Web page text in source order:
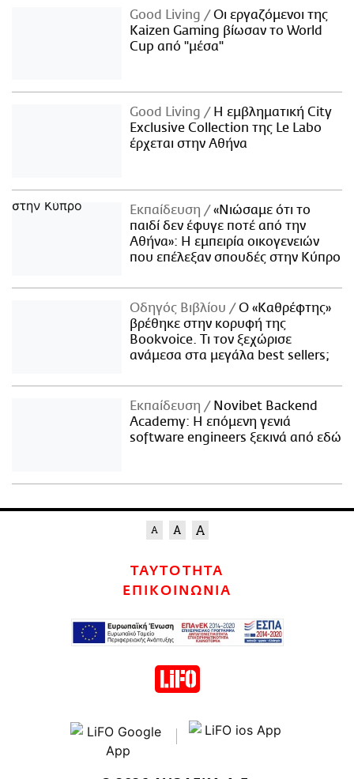
Good Living
Οι εργαζόμενοι της
Kaizen Gaming βίωσαν το World
Cup από "μέσα"
Good Living
Η εμβληματική City
Exclusive Collection της Le Labo
έρχεται στην Αθήνα
Εκπαίδευση
«Νιώσαμε ότι το
παιδί δεν έφυγε ποτέ από την
Αθήνα»: Η εμπειρία οικογενειών
που επέλεξαν σπουδές στην Κύπρο
Οδηγός Βιβλίου
Ο «Καθρέφτης»
βρέθηκε στην κορυφή της
Bookvoice. Τι τον ξεχώρισε
ανάμεσα στα μεγάλα best sellers;
Εκπαίδευση
Novibet Backend
Academy: Η επόμενη γενιά
software engineers ξεκινά από εδώ
ΤΑΥΤΟΤΗΤΑ
ΕΠΙΚΟΙΝΩΝΙΑ